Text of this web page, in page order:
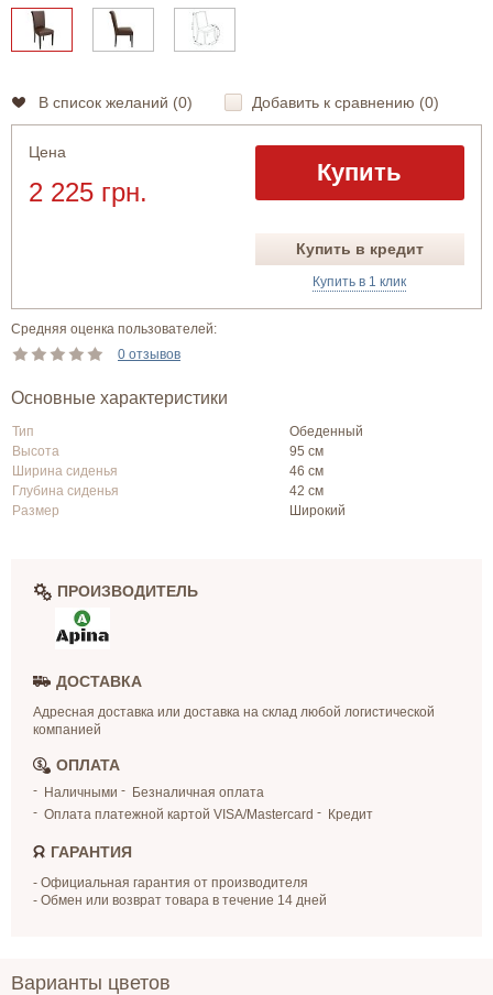
В список желаний (0) Добавить к сравнению (0)
Цена
2 225 грн.
Купить
Купить в кредит
Купить в 1 клик
Средняя оценка пользователей:
0 отзывов
Основные характеристики
Тип
Обеденный
Высота
95 см
Ширина сиденья
46 см
Глубина сиденья
42 см
Размер
Широкий
ПРОИЗВОДИТЕЛЬ
ДОСТАВКА
Адресная доставка или доставка на склад любой логистической
компанией
ОПЛАТА
Наличными
Безналичная оплата
Оплата платежной картой VISA/Mastercard
Кредит
ГАРАНТИЯ
- Официальная гарантия от производителя
- Обмен или возврат товара в течение 14 дней
Варианты цветов